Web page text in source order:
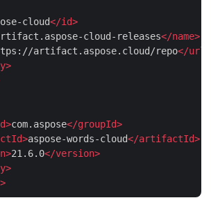
cloud</id>
cloud-releases</name>
artifact.aspose.cloud/repo</url
>
>com.aspose</groupId>
>aspose-words-cloud</artifactId>
>21.6.0</version>
>
>